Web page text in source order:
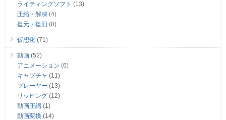
ライティングソフト (13)
圧縮・解凍 (4)
復元・復旧 (8)
仮想化(71)
動画(52)
アニメーション (6)
キャプチャ (11)
プレーヤー (13)
リッピング(12)
動画圧縮(1)
動画変換 (14)